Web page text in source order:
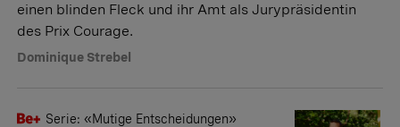
einen blinden Fleck und ihr Amt als Jurypräsidentin
des Prix Courage.
Dominique Strebel
Serie: «Mutige Entscheidungen»